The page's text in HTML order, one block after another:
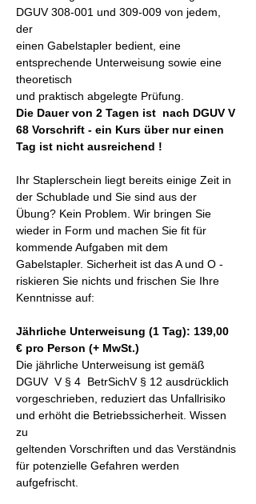
DGUV 308-001 und 309-009 von jedem,
der
einen Gabelstapler bedient, eine
entsprechende Unterweisung sowie eine
theoretisch
und praktisch abgelegte Prüfung.
Die Dauer von 2 Tagen ist  nach DGUV V
68 Vorschrift - ein Kurs über nur einen
Tag ist nicht ausreichend !
Ihr Staplerschein liegt bereits einige Zeit in
der Schublade und Sie sind aus der
Übung? Kein Problem. Wir bringen Sie
wieder in Form und machen Sie fit für
kommende Aufgaben mit dem
Gabelstapler. Sicherheit ist das A und O -
riskieren Sie nichts und frischen Sie Ihre
Kenntnisse auf:
Jährliche Unterweisung (1 Tag): 139,00
€ pro Person (+ MwSt.)
Die jährliche Unterweisung ist gemäß
DGUV  V § 4  BetrSichV § 12 ausdrücklich
vorgeschrieben, reduziert das Unfallrisiko
und erhöht die Betriebssicherheit. Wissen
zu
geltenden Vorschriften und das Verständnis
für potenzielle Gefahren werden
aufgefrischt.